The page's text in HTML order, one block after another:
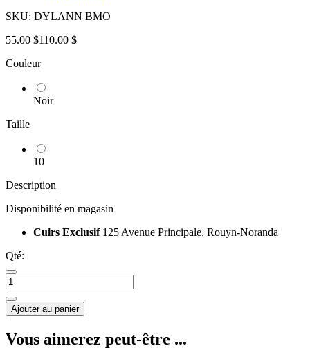
SKU: DYLANN BMO
55.00 $110.00 $
Couleur
Noir
Taille
10
Description
Disponibilité en magasin
Cuirs Exclusif 125 Avenue Principale, Rouyn-Noranda
Qté:
Ajouter au panier
Vous aimerez peut-être ...